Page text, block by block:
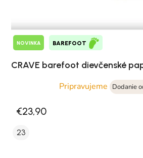
NOVINKA BAREFOOT
CRAVE barefoot dievčenské
Pripravujeme
Dodanie
€23,90
23